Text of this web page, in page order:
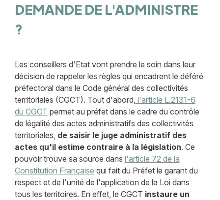
DEMANDE DE L'ADMINISTRE
?
Les conseillers d'Etat vont prendre le soin dans leur
décision de rappeler les règles qui encadrent le déféré
préfectoral dans le Code général des collectivités
territoriales (CGCT). Tout d'abord, l'article L.2131-6
du CGCT permet au préfet dans le cadre du contrôle
de légalité des actes administratifs des collectivités
territoriales, de saisir le juge administratif des
actes qu'il estime contraire à la législation. Ce
pouvoir trouve sa source dans l'article 72 de la
Constitution Française qui fait du Préfet le garant du
respect et de l'unité de l'application de la Loi dans
tous les territoires. En effet, le CGCT instaure un